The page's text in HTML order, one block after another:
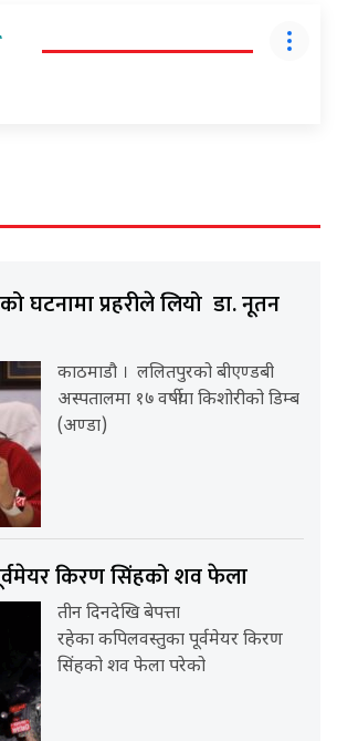
घटनामा प्रहरीले लियो डा. नूतन
काठमाडौ । ललितपुरको बीएण्डबी
अस्पतालमा १७ वर्षीया किशोरीको डिम्ब
(अण्डा)
किरण सिंहको शव फेला
तीन दिनदेखि बेपत्ता
रहेका कपिलवस्तुका पूर्वमेयर किरण
सिंहको शव फेला परेको